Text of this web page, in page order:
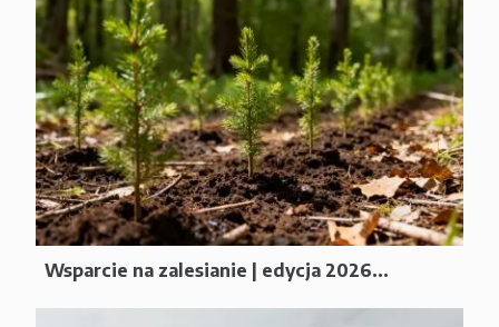
Wsparcie na zalesianie | edycja 2026...